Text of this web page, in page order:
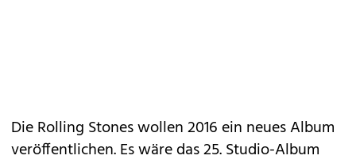
Die Rolling Stones wollen 2016 ein neues Album
veröffentlichen. Es wäre das 25. Studio-Album